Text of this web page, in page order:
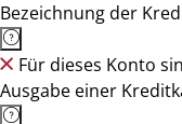
Bezeichnung der
Für dieses Konto
Ausgabe einer